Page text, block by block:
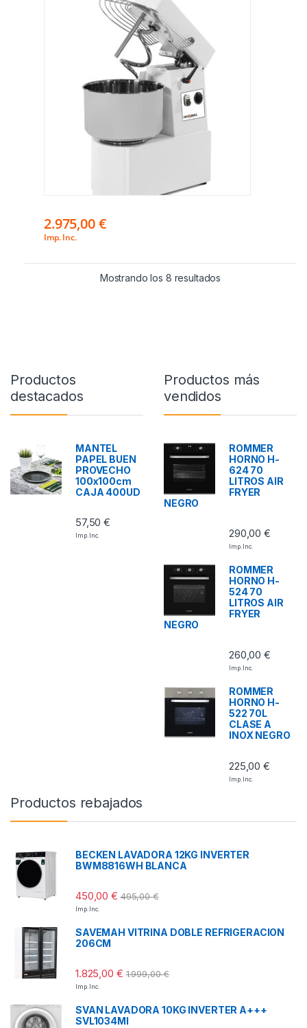
2.975,00€
Imp. Inc.
Mostrando los 8 resultados
Productos
destacados
MANTEL
PAPEL BUEN
PROVECHO
100x100cm
CAJA 400UD
57,50€
Imp. Inc.
Productos más
vendidos
ROMMER
HORNO H-
624 70
LITROS AIR
FRYER
NEGRO
290,00€
Imp. Inc.
ROMMER
HORNO H-
524 70
LITROS AIR
FRYER
NEGRO
260,00€
Imp. Inc.
ROMMER
HORNO H-
522 70L
CLASE A
INOX NEGRO
225,00€
Imp. Inc.
Productos rebajados
BECKEN LAVADORA 12KG INVERTER
BWM8816WH BLANCA
450,00€ 495,00€
Imp. Inc.
SAVEMAH VITRINA DOBLE REFRIGERACION
206CM
1.825,00 € 1.999,00€
Imp. Inc.
SVAN LAVADORA 10KG INVERTER A+++
SVL1034MI